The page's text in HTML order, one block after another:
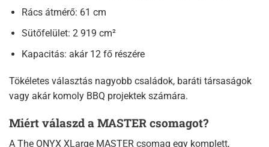
Rács átmérő: 61 cm
Sütőfelület: 2 919 cm²
Kapacitás: akár 12 fő részére
Tökéletes választás nagyobb családok, baráti társaságok
vagy akár komoly BBQ projektek számára.
Miért válaszd a MASTER csomagot?
A The ONYX XLarge MASTER csomag egy komplett,